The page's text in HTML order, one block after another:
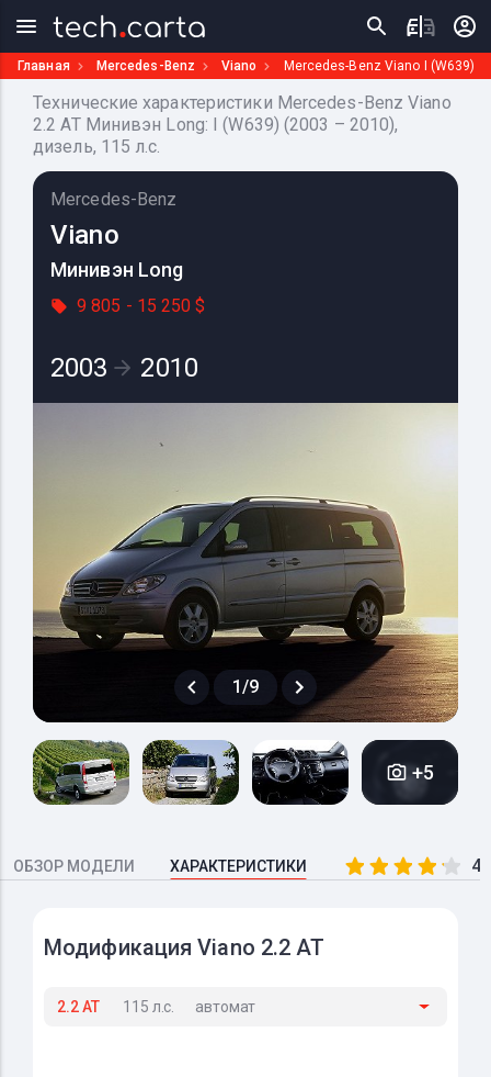
Главная Mercedes-Benz Viano Mercedes-Benz Viano I (W639)
Технические характеристики Mercedes-Benz Viano
2.2 AT Минивэн Long: I (W639) (2003 – 2010),
дизель, 115 л.с.
Mercedes-Benz
Viano
Минивэн Long
9 805 - 15 250 $
2003 2010
1/9
+5
ОБЗОР МОДЕЛИ ХАРАКТЕРИСТИКИ
Модификация Viano 2.2 AT
2.2 AT 115 л.с. автомат